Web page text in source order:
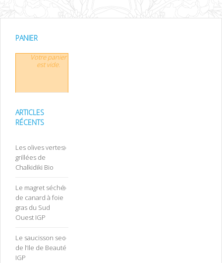
PANIER
Votre panier
est vide.
ARTICLES
RÉCENTS
Les olives vertes
grillées de
Chalkidiki Bio
Le magret séché
de canard à foie
gras du Sud
Ouest IGP
Le saucisson sec
de l’Ile de Beauté
IGP